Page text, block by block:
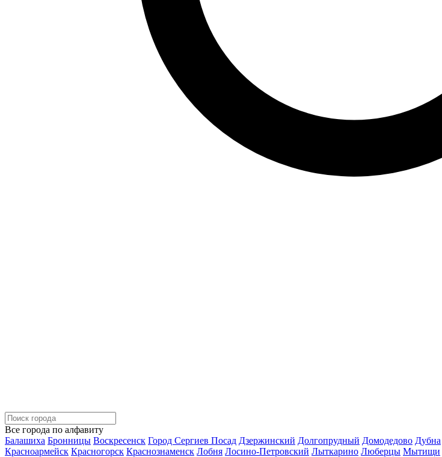
Все города по алфавиту
Балашиха Бронницы Воскресенск Город Сергиев Посад Дзержинский Долгопрудный Домодедово Дубна
Красноармейск Красногорск Краснознаменск Лобня Лосино-Петровский Лыткарино Люберцы Мытищи